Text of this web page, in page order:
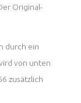
Original-
durch ein
von unten
zusätzlich